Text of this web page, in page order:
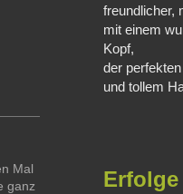
freundlicher,
mit einem
Kopf,
der
und tollem
Mal
ganz